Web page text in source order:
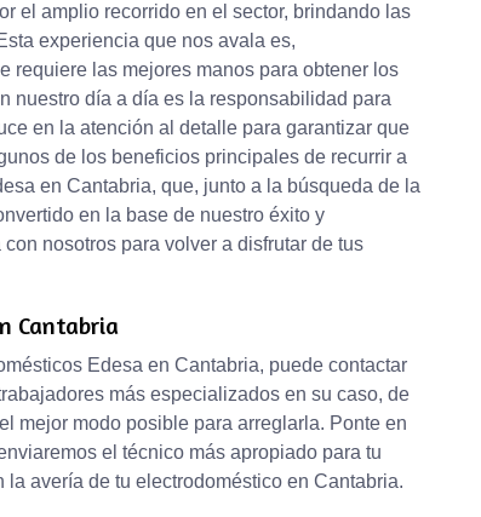
el amplio recorrido en el sector, brindando las
experiencia que nos avala es,
requiere las mejores manos para obtener los
nuestro día a día es la responsabilidad para
en la atención al detalle para garantizar que
de los beneficios principales de recurrir a
en Cantabria, que, junto a la búsqueda de la
en la base de nuestro éxito y
nosotros para volver a disfrutar de tus
Cantabria
Edesa en Cantabria, puede contactar
más especializados en su caso, de
mejor modo posible para arreglarla. Ponte en
el técnico más apropiado para tu
avería de tu electrodoméstico en Cantabria.